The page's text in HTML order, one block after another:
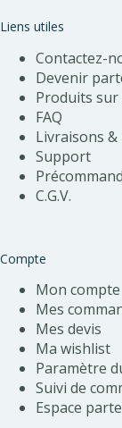
Liens utiles
Contactez-
Devenir
Produits sur
FAQ
Livraisons &
Support
C.G.V.
Compte
Mon compte
Mes
Mes devis
Ma wishlist
Paramètre
Suivi de
Espace